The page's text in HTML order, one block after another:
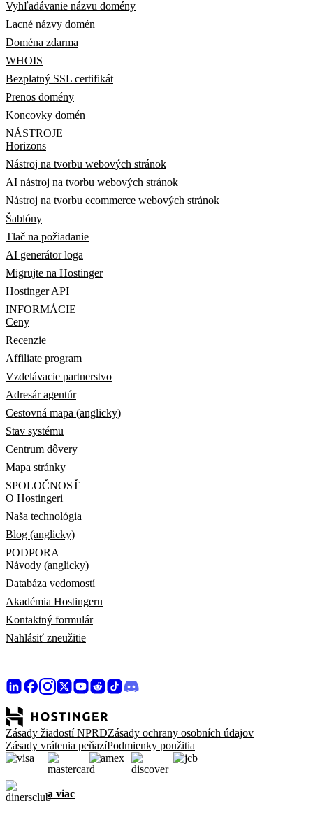
Vyhľadávanie názvu domény
Lacné názvy domén
Doména zdarma
WHOIS
Bezplatný SSL certifikát
Prenos domény
Koncovky domén
NÁSTROJE
Horizons
Nástroj na tvorbu webových stránok
AI nástroj na tvorbu webových stránok
Nástroj na tvorbu ecommerce webových stránok
Šablóny
Tlač na požiadanie
AI generátor loga
Migrujte na Hostinger
Hostinger API
INFORMÁCIE
Ceny
Recenzie
Affiliate program
Vzdelávacie partnerstvo
Adresár agentúr
Cestovná mapa (anglicky)
Stav systému
Centrum dôvery
Mapa stránky
SPOLOČNOSŤ
O Hostingeri
Naša technológia
Blog (anglicky)
PODPORA
Návody (anglicky)
Databáza vedomostí
Akadémia Hostingeru
Kontaktný formulár
Nahlásiť zneužitie
Zásady žiadostí NPRDZásady ochrany osobních údajov
Zásady vrátenia peňazíPodmienky použitia
a viac